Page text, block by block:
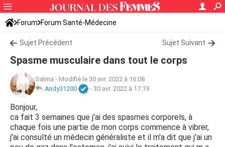
Forum Forum Santé-Médecine
Symptômes et maladies courantes
Sujet Précédent Sujet Suivant
Spasme musculaire dans tout le corps
Salma - Modifié le 30 avr. 2022 à 16:08
Andy31200
- 30 avr. 2022 à 17:19
Bonjour,
ca fait 3 semaines que j'ai des spasmes corporels, à
chaque fois une partie de mon corps commence à vibrer,
j'ai consulté un médecin généraliste et il m'a dit que j'ai un